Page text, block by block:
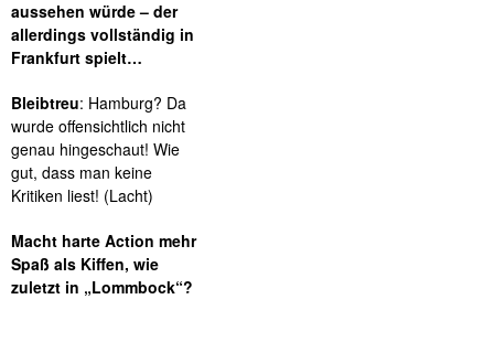
aussehen würde – der
allerdings vollständig in
Frankfurt spielt…
Bleibtreu: Hamburg? Da
wurde offensichtlich nicht
genau hingeschaut! Wie
gut, dass man keine
Kritiken liest! (Lacht)
Macht harte Action mehr
Spaß als Kiffen, wie
zuletzt in „Lommbock“?